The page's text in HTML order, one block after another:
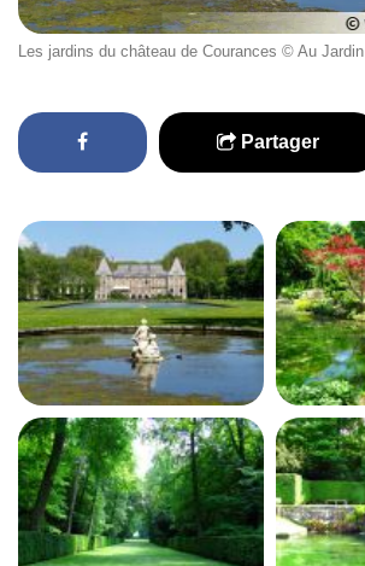
Les jardins du château de Courances © Au Jardin
Partager